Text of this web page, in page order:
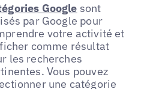
Google sont
par Google pour
votre activité et
comme résultat
les recherches
Vous pouvez
une catégorie